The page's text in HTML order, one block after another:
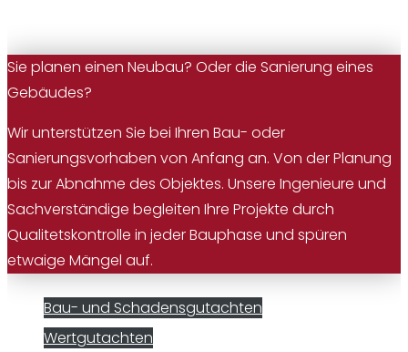
Sie planen einen Neubau? Oder die Sanierung eines
Gebäudes?
Wir unterstützen Sie bei Ihren Bau- oder
Sanierungsvorhaben von Anfang an. Von der Planung
bis zur Abnahme des Objektes. Unsere Ingenieure und
Sachverständige begleiten Ihre Projekte durch
Qualitetskontrolle in jeder Bauphase und spüren
etwaige Mängel auf.
Bau- und Schadensgutachten
Wertgutachten